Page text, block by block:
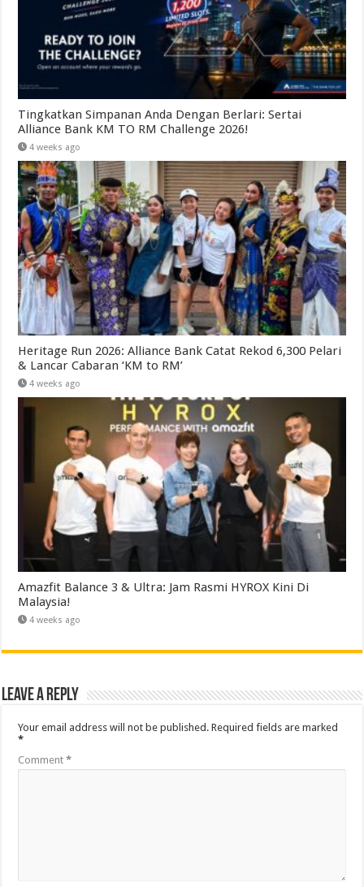
Tingkatkan Simpanan Anda Dengan Berlari: Sertai
Alliance Bank KM TO RM Challenge 2026!
4 weeks ago
Heritage Run 2026: Alliance Bank Catat Rekod 6,300 Pelari
& Lancar Cabaran ‘KM to RM’
4 weeks ago
Amazfit Balance 3 & Ultra: Jam Rasmi HYROX Kini Di
Malaysia!
4 weeks ago
Leave a Reply
Your email address will not be published. Required fields are marked
*
Comment*